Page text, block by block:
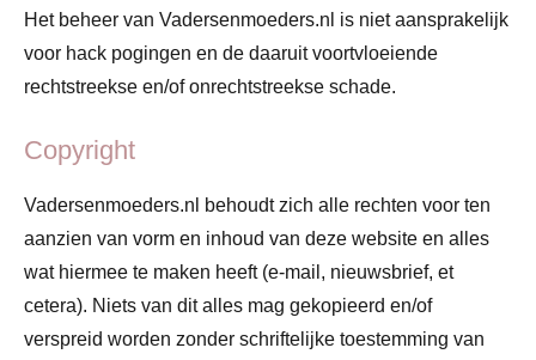
Het beheer van Vadersenmoeders.nl is niet aansprakelijk
voor hack pogingen en de daaruit voortvloeiende
rechtstreekse en/of onrechtstreekse schade.
Copyright
Vadersenmoeders.nl behoudt zich alle rechten voor ten
aanzien van vorm en inhoud van deze website en alles
wat hiermee te maken heeft (e-mail, nieuwsbrief, et
cetera). Niets van dit alles mag gekopieerd en/of
verspreid worden zonder schriftelijke toestemming van